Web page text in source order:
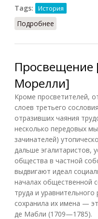
Tags:
История
Подробнее
Просвещение
Морелли]
Кроме просветителей,
слоев третьего
отразивших чаяния
несколько передовых
зачинателей)
дальше эгалитаристов,
общества в частной
выдвигают идеал
началах общественной
труда и
сохранила их имена —
де Мабли (1709—1785).